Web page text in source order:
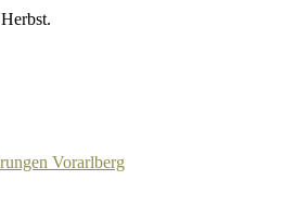
Vorarlberg